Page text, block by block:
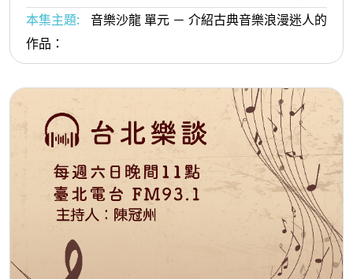
本集主題:
音樂沙龍 單元 － 介紹古典音樂浪漫迷人的
作品：